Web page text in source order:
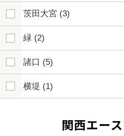
茨田大宮 (3)
緑 (2)
諸口 (5)
横堤 (1)
関西エー